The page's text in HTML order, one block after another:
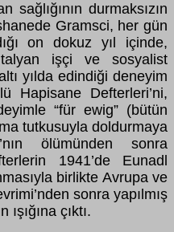
durmaksızın
Gramsci, her gün
on dokuz yıl içinde,
işçi ve sosyalist
yılda edindiği deneyim
Hapisane Defterleri’ni,
“für ewig” (bütün
tutkusuyla doldurmaya
ölümünden sonra
1941’de Eunadl
birlikte Avrupa ve
sonra yapılmış
çıktı.